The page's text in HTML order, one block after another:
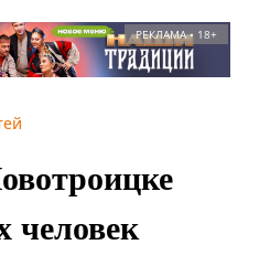
РЕКЛАМА • 18+
человек